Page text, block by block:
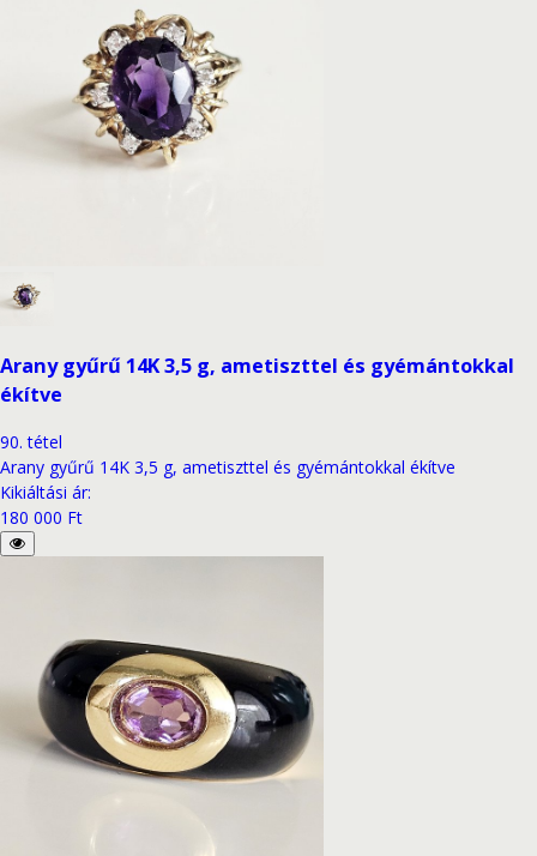
Arany gyűrű 14K 3,5 g, ametiszttel és gyémántokkal
ékítve
90. tétel
Arany gyűrű 14K 3,5 g, ametiszttel és gyémántokkal ékítve
Kikiáltási ár:
180 000 Ft